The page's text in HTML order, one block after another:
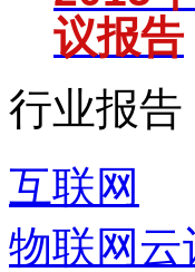
议报告
行业报告
互联网
物联网 云